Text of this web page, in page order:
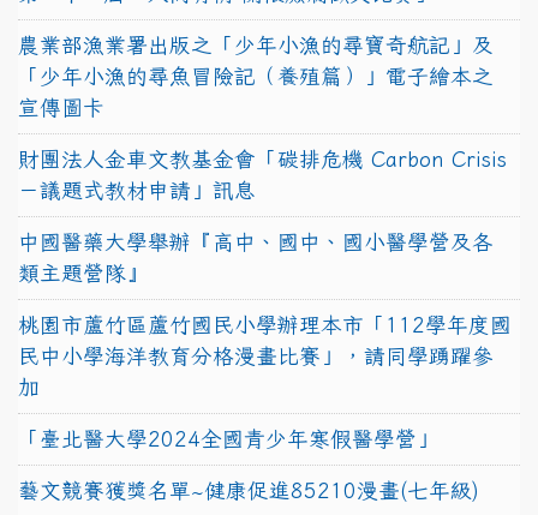
農業部漁業署出版之「少年小漁的尋寶奇航記」及
「少年小漁的尋魚冒險記（養殖篇）」電子繪本之
宣傳圖卡
財團法人金車文教基金會「碳排危機 Carbon Crisis
－議題式教材申請」訊息
中國醫藥大學舉辦『高中、國中、國小醫學營及各
類主題營隊』
桃園市蘆竹區蘆竹國民小學辦理本市「112學年度國
民中小學海洋教育分格漫畫比賽」，請同學踴躍參
加
「臺北醫大學2024全國青少年寒假醫學營」
藝文競賽獲獎名單~健康促進85210漫畫(七年級)